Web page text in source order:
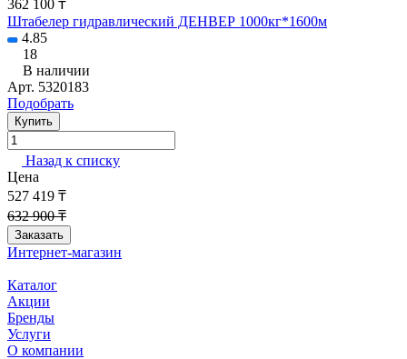
362 100 ₸
Штабелер гидравлический ДЕНВЕР 1000кг*1600м
4.85
18
В наличии
Арт. 5320183
Подобрать
Купить
Назад к списку
Цена
527 419 ₸
632 900 ₸
Заказать
Интернет-магазин
Каталог
Акции
Бренды
Услуги
О компании